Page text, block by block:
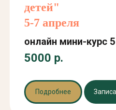
детей"
5-7 апреля
онлайн мини-курс
5000 р.
Подробнее